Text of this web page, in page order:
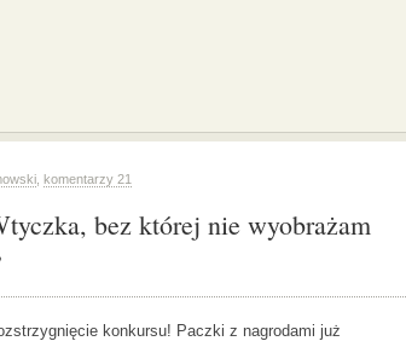
komentarzy 21
bez której nie wyobrażam
konkursu! Paczki z nagrodami już